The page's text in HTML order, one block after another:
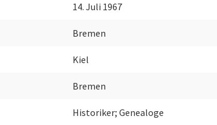
14. Juli 1967
Bremen
Kiel
Bremen
Historiker; Genealoge